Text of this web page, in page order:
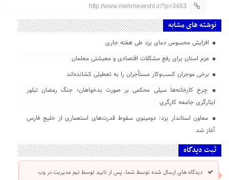
http://www.mehrnevesht.ir/?p=3483
نوشته های مشابه
افزایش محسوس دمای یزد طی هفته جاری
عزم استان برای رفع مشکلات اقتصادی و معیشتی معلمان
برخی موجران کسب‌وکار مستأجران را به تعطیلی کشانده‌اند
چرخ کارخانه‌ها سیلی محکمی بر صورت بدخواهان؛ جنگ رمضان تبلور
ایثارگری جامعه کارگری
معاون استاندار یزد: دومینوی سقوط قدرت‌های استعماری از خلیج فارس
آغاز شد
ثبت دیدگاه
دیدگاه های ارسال شده توسط شما، پس از تایید توسط تیم مدیریت در وب